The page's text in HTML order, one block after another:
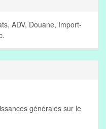
ADV, Douane, Import-
générales sur le